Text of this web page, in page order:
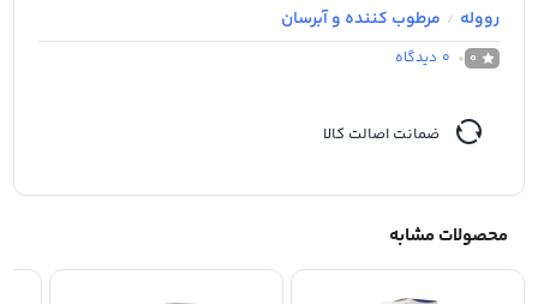
رووله / مرطوب کننده و آبرسان
0
0 دیدگاه
ضمانت اصالت کالا
محصولات مشابه